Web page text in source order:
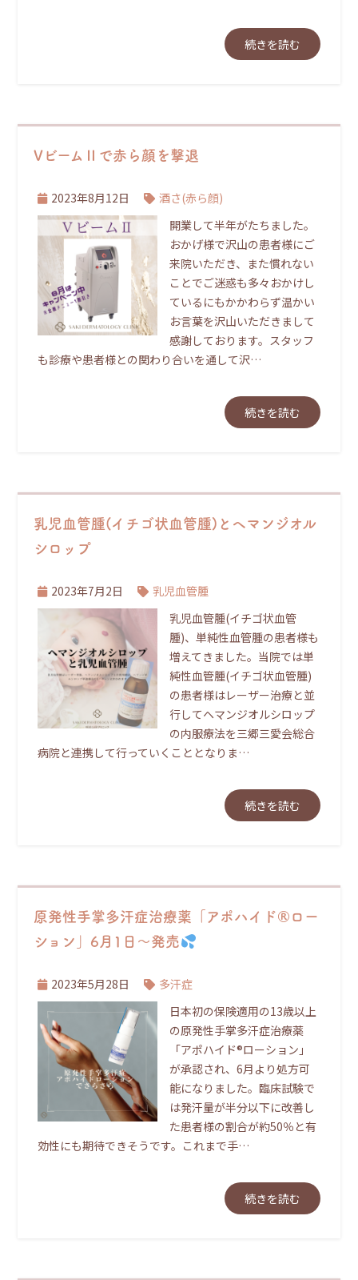
続きを読む
VビームⅡで赤ら顔を撃退
2023年8月12日
酒さ(赤ら顔)
開業して半年がたちました。
おかげ様で沢山の患者様にご
来院いただき、また慣れない
ことでご迷惑も多々おかけし
ているにもかかわらず温かい
お言葉を沢山いただきまして
感謝しております。スタッフ
も診療や患者様との関わり合いを通して沢…
続きを読む
乳児血管腫(イチゴ状血管腫)とヘマンジオル
シロップ
2023年7月2日
乳児血管腫
乳児血管腫(イチゴ状血管
腫)、単純性血管腫の患者様も
増えてきました。当院では単
純性血管腫(イチゴ状血管腫)
の患者様はレーザー治療と並
行してヘマンジオルシロップ
の内服療法を三郷三愛会総合
病院と連携して行っていくこととなりま…
続きを読む
原発性手掌多汗症治療薬「アポハイド®ロー
ション」6月1日～発売
2023年5月28日
多汗症
日本初の保険適用の13歳以上
の原発性手掌多汗症治療薬
「アポハイド®ローション」
が承認され、6月より処方可
能になりました。臨床試験で
は発汗量が半分以下に改善し
た患者様の割合が約50％と有
効性にも期待できそうです。これまで手…
続きを読む